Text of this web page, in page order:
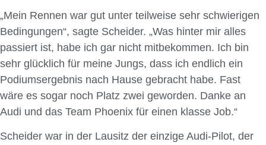
„Mein Rennen war gut unter teilweise sehr schwierigen
Bedingungen“, sagte Scheider. „Was hinter mir alles
passiert ist, habe ich gar nicht mitbekommen. Ich bin
sehr glücklich für meine Jungs, dass ich endlich ein
Podiumsergebnis nach Hause gebracht habe. Fast
wäre es sogar noch Platz zwei geworden. Danke an
Audi und das Team Phoenix für einen klasse Job.“
Scheider war in der Lausitz der einzige Audi-Pilot, der